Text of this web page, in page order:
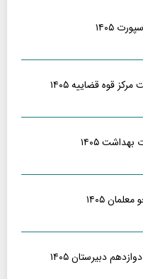
۱۴۰۵
قوه قضاییه ۱۴۰۵
۱۴۰۵
۱۴۰۵
دبیرستان ۱۴۰۵